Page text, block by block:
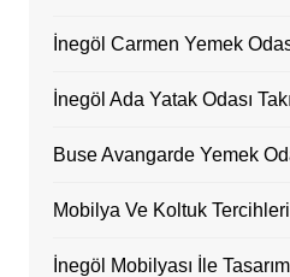
İnegöl Carmen Yemek
İnegöl Ada Yatak Odası
Buse Avangarde Yemek
Mobilya Ve Koltuk Tercihleri
İnegöl Mobilyası İle